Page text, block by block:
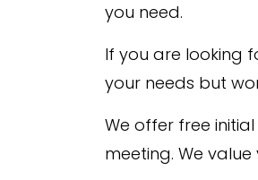
you need.
If you are looking
your needs but
We offer free
meeting. We